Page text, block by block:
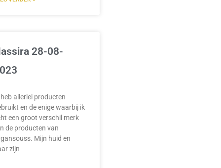
28-08-
allerlei producten
en de enige waarbij ik
een groot verschil merk
de producten van
Mijn huid en
zijn